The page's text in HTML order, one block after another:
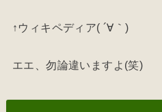
↑ウィキペディア( ´∀｀)
エエ、勿論違いますよ(笑)